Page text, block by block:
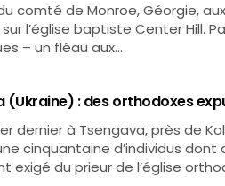
comté de Monroe, Géorgie,
sur l’église baptiste Center Hill.
– un fléau aux…
(Ukraine) : des orthodoxes
dernier à Tsengava, près de
une cinquantaine d’individus
exigé du prieur de l’église